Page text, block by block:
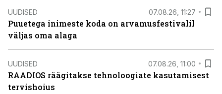
UUDISED 07.08.26, 11:27
Puuetega inimeste koda on arvamusfestivalil
väljas oma alaga
UUDISED 07.08.26, 11:00
RAADIOS räägitakse tehnoloogiate kasutamisest
tervishoius